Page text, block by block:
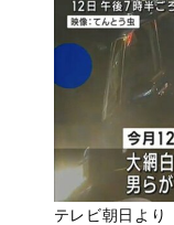
テレビ朝日より